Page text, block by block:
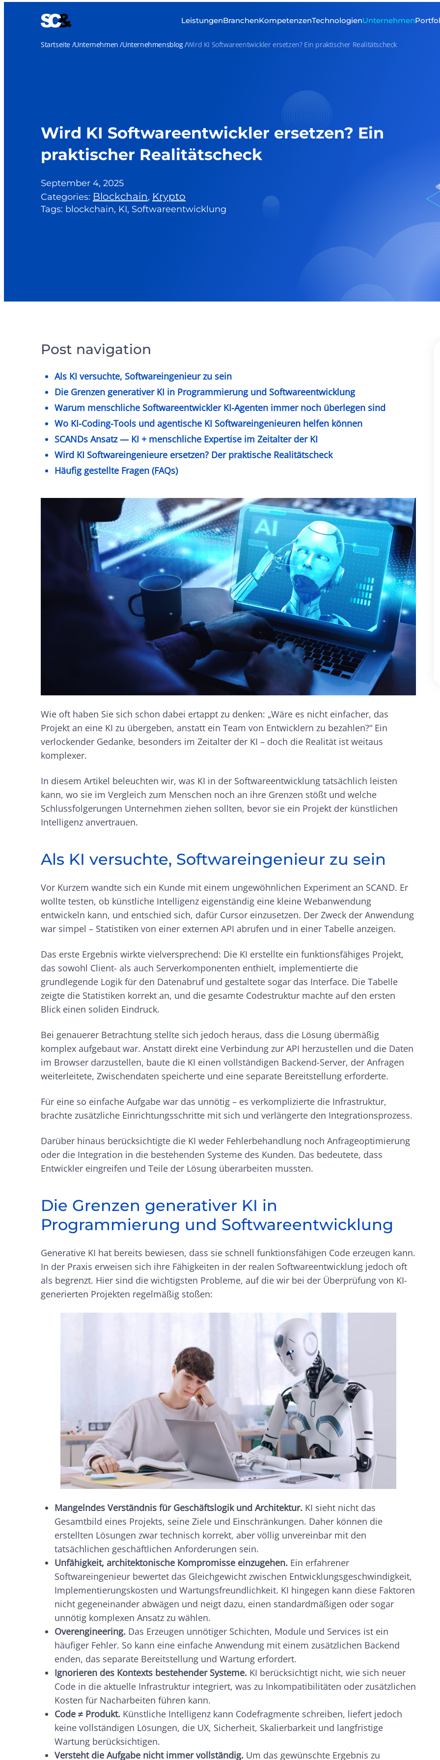
LeistungenBranchenKompetenzenTechnologienUnternehmen
Startseite Unternehmen Unternehmensblog Wird KI Softwareentwickler ersetzen? Ein praktischer Realitätscheck
Wird KI Softwareentwickler ersetzen? Ein
praktischer Realitätscheck
September 4, 2025
Categories: Blockchain, Krypto
Tags: blockchain, KI, Softwareentwicklung
Post navigation
Als KI versuchte, Softwareingenieur zu sein
Die Grenzen generativer KI in Programmierung und Softwareentwicklung
Warum menschliche Softwareentwickler KI-Agenten immer noch überlegen sind
Wo KI-Coding-Tools und agentische KI Softwareingenieuren helfen können
SCANDs Ansatz — KI + menschliche Expertise im Zeitalter der KI
Wird KI Softwareingenieure ersetzen? Der praktische Realitätscheck
Häufig gestellte Fragen (FAQs)
Wie oft haben Sie sich schon dabei ertappt zu denken: „Wäre es nicht einfacher, das
Projekt an eine KI zu übergeben, anstatt ein Team von Entwicklern zu bezahlen?“ Ein
verlockender Gedanke, besonders im Zeitalter der KI – doch die Realität ist weitaus
komplexer.
In diesem Artikel beleuchten wir, was KI in der Softwareentwicklung tatsächlich leisten
kann, wo sie im Vergleich zum Menschen noch an ihre Grenzen stößt und welche
Schlussfolgerungen Unternehmen ziehen sollten, bevor sie ein Projekt der künstlichen
Intelligenz anvertrauen.
Als KI versuchte, Softwareingenieur zu sein
Vor Kurzem wandte sich ein Kunde mit einem ungewöhnlichen Experiment an SCAND. Er
wollte testen, ob künstliche Intelligenz eigenständig eine kleine Webanwendung
entwickeln kann, und entschied sich, dafür Cursor einzusetzen. Der Zweck der Anwendung
war simpel – Statistiken von einer externen API abrufen und in einer Tabelle anzeigen.
Das erste Ergebnis wirkte vielversprechend: Die KI erstellte ein funktionsfähiges Projekt,
das sowohl Client- als auch Serverkomponenten enthielt, implementierte die
grundlegende Logik für den Datenabruf und gestaltete sogar das Interface. Die Tabelle
zeigte die Statistiken korrekt an, und die gesamte Codestruktur machte auf den ersten
Blick einen soliden Eindruck.
Bei genauerer Betrachtung stellte sich jedoch heraus, dass die Lösung übermäßig
komplex aufgebaut war. Anstatt direkt eine Verbindung zur API herzustellen und die Daten
im Browser darzustellen, baute die KI einen vollständigen Backend-Server, der Anfragen
weiterleitete, Zwischendaten speicherte und eine separate Bereitstellung erforderte.
Für eine so einfache Aufgabe war das unnötig – es verkomplizierte die Infrastruktur,
brachte zusätzliche Einrichtungsschritte mit sich und verlängerte den Integrationsprozess.
Darüber hinaus berücksichtigte die KI weder Fehlerbehandlung noch Anfrageoptimierung
oder die Integration in die bestehenden Systeme des Kunden. Das bedeutete, dass
Entwickler eingreifen und Teile der Lösung überarbeiten mussten.
Die Grenzen generativer KI in
Programmierung und Softwareentwicklung
Generative KI hat bereits bewiesen, dass sie schnell funktionsfähigen Code erzeugen kann.
In der Praxis erweisen sich ihre Fähigkeiten in der realen Softwareentwicklung jedoch oft
als begrenzt. Hier sind die wichtigsten Probleme, auf die wir bei der Überprüfung von KI-
generierten Projekten regelmäßig stoßen:
Mangelndes Verständnis für Geschäftslogik und Architektur. KI sieht nicht das
Gesamtbild eines Projekts, seine Ziele und Einschränkungen. Daher können die
erstellten Lösungen zwar technisch korrekt, aber völlig unvereinbar mit den
tatsächlichen geschäftlichen Anforderungen sein.
Unfähigkeit, architektonische Kompromisse einzugehen. Ein erfahrener
Softwareingenieur bewertet das Gleichgewicht zwischen Entwicklungsgeschwindigkeit,
Implementierungskosten und Wartungsfreundlichkeit. KI hingegen kann diese Faktoren
nicht gegeneinander abwägen und neigt dazu, einen standardmäßigen oder sogar
unnötig komplexen Ansatz zu wählen.
Overengineering. Das Erzeugen unnötiger Schichten, Module und Services ist ein
häufiger Fehler. So kann eine einfache Anwendung mit einem zusätzlichen Backend
enden, das separate Bereitstellung und Wartung erfordert.
Ignorieren des Kontexts bestehender Systeme. KI berücksichtigt nicht, wie sich neuer
Code in die aktuelle Infrastruktur integriert, was zu Inkompatibilitäten oder zusätzlichen
Kosten für Nacharbeiten führen kann.
Code ≠ Produkt. Künstliche Intelligenz kann Codefragmente schreiben, liefert jedoch
keine vollständigen Lösungen, die UX, Sicherheit, Skalierbarkeit und langfristige
Wartung berücksichtigen.
Versteht die Aufgabe nicht immer vollständig. Um das gewünschte Ergebnis zu